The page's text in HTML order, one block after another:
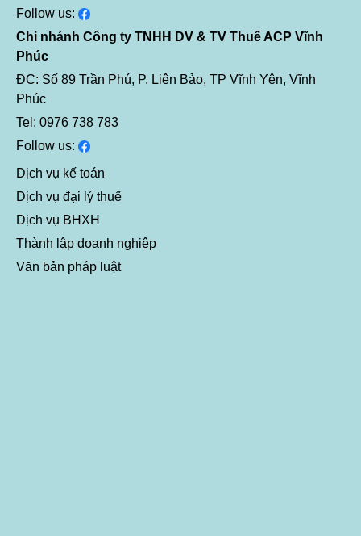
Follow us:
Chi nhánh Công ty TNHH DV & TV Thuế ACP Vĩnh
Phúc
ĐC: Số 89 Trần Phú, P. Liên Bảo, TP Vĩnh Yên, Vĩnh
Phúc
Tel: 0976 738 783
Follow us:
Dịch vụ kế toán
Dịch vụ đại lý thuế
Dịch vụ BHXH
Thành lập doanh nghiệp
Văn bản pháp luật